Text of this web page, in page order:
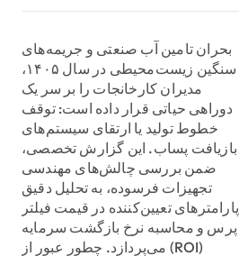
بحران تامین آب صنعتی و جریمه‌های
سنگین زیست‌محیطی در سال ۱۴۰۵،
مدیران کارخانجات را بر سر یک
دوراهی حیاتی قرار داده است: توقف
خطوط تولید یا ارتقای سیستم‌های
بازیافت پساب. این گزارش تخصصی،
ضمن بررسی چالش‌های مهندسی
تجهیزات فرسوده، به تحلیل دقیق
پارامترهای تعیین‌کننده در قیمت فیلتر
پرس و محاسبه نرخ بازگشت سرمایه
(ROI) می‌پردازد. چطور عبور از